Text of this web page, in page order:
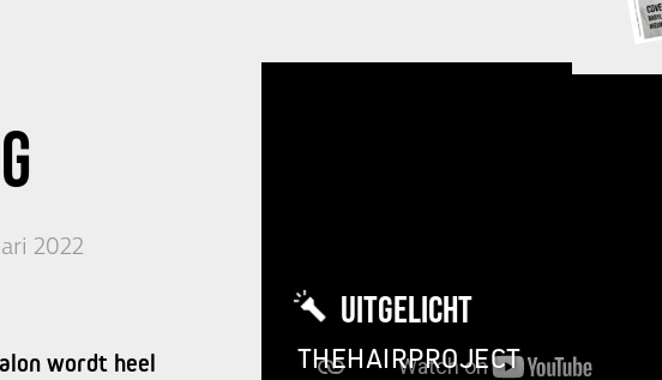
2022
wordt heel
UITGELICHT
THEHAIRPROJECT